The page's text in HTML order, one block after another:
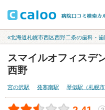
«北海道札幌市西区西野二条の歯科・
スマイルオフィスデ
西野
宮の沢駅 発寒南駅 琴似駅（札幌